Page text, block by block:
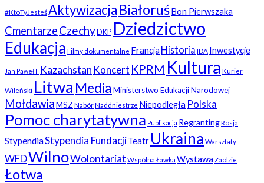
#KtoTyJesteśAktywizacjaBiałoruśBon Pierwszaka
CmentarzeCzechyDKP Dziedzictwo
Edukacja Filmy dokumentalne Francja Historia IDA Inwestycje
Jan Paweł II Kazachstan Koncert KPRM Kultura Kurier
Wileński Litwa MediaMinisterstwo Edukacji Narodowej
MołdawiaMSZ NabórNaddniestrze Niepodległa Polska
Pomoc charytatywna Publikacja RegrantingRosja
StypendiaStypendia FundacjiTeatr Ukraina Warsztaty
WFDWilnoWolontariat Wspólna Ławka Wystawa Zaolzie
Łotwa